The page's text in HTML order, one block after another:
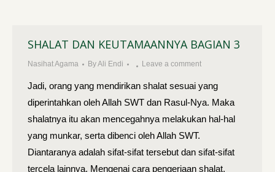
SHALAT DAN KEUTAMAANNYA BAGIAN 3
Nasihat Agama ByAli Endi Leave a comment
Jadi, orang yang mendirikan shalat sesuai yang
diperintahkan oleh Allah SWT dan Rasul-Nya. Maka
shalatnya itu akan mencegahnya melakukan hal-hal
yang munkar, serta dibenci oleh Allah SWT.
Diantaranya adalah sifat-sifat tersebut dan sifat-sifat
tercela lainnya. Mengenai cara pengerjaan shalat,